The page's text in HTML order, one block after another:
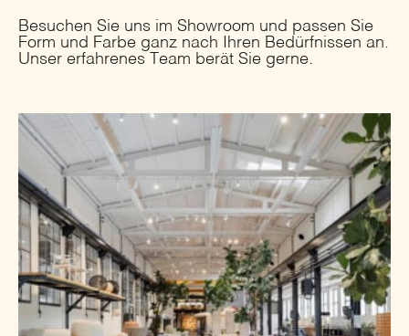
Besuchen Sie uns im Showroom und passen Sie
Form und Farbe ganz nach Ihren Bedürfnissen an.
Unser erfahrenes Team berät Sie gerne.